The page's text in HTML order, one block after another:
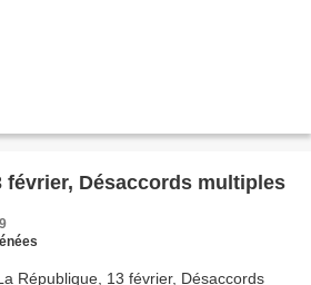
février, Désaccords multiples